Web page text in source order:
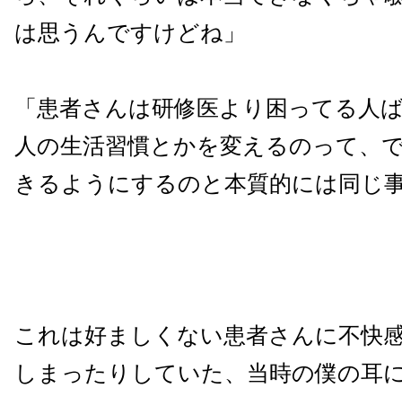
は思うんですけどね」
「患者さんは研修医より困ってる人
人の生活習慣とかを変えるのって、
きるようにするのと本質的には同じ
これは好ましくない患者さんに不快
しまったりしていた、当時の僕の耳